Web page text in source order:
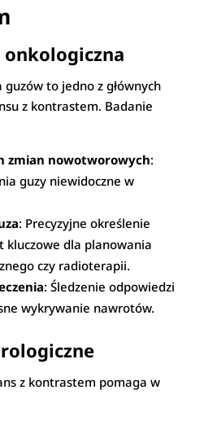
to jedno z głównych
z kontrastem. Badanie
zmian nowotworowych:
guzy niewidoczne w
: Precyzyjne określenie
kluczowe dla planowania
czy radioterapii.
: Śledzenie odpowiedzi
wykrywanie nawrotów.
z kontrastem pomaga w